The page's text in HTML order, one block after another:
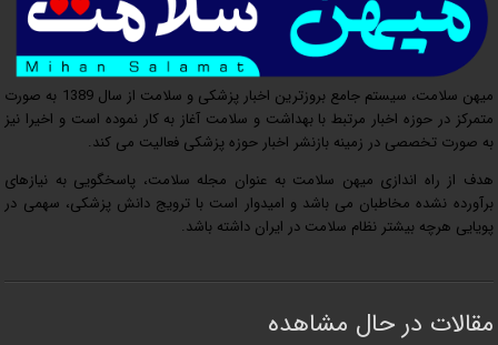
میهن سلامت، سیستم جامع بروزترین اخبار پزشکی و سلامت از سال 1389 به صورت
متمرکز در حوزه اخبار مرتبط با بهداشت و سلامت آغاز به کار نموده است و اخیرا نیز
به صورت تخصصی در زمینه بازنشر اخبار حوزه پزشکی فعالیت می کند.
هدف از راه اندازی میهن سلامت به عنوان مجله سلامت، پاسخگویی به نیازهای
برآورده نشده مخاطبان می باشد و امیدوار است با ترویج دانش پزشکی، سهمی در
پویایی هرچه بیشتر نظام سلامت در ایران داشته باشد.
مقالات در حال مشاهده